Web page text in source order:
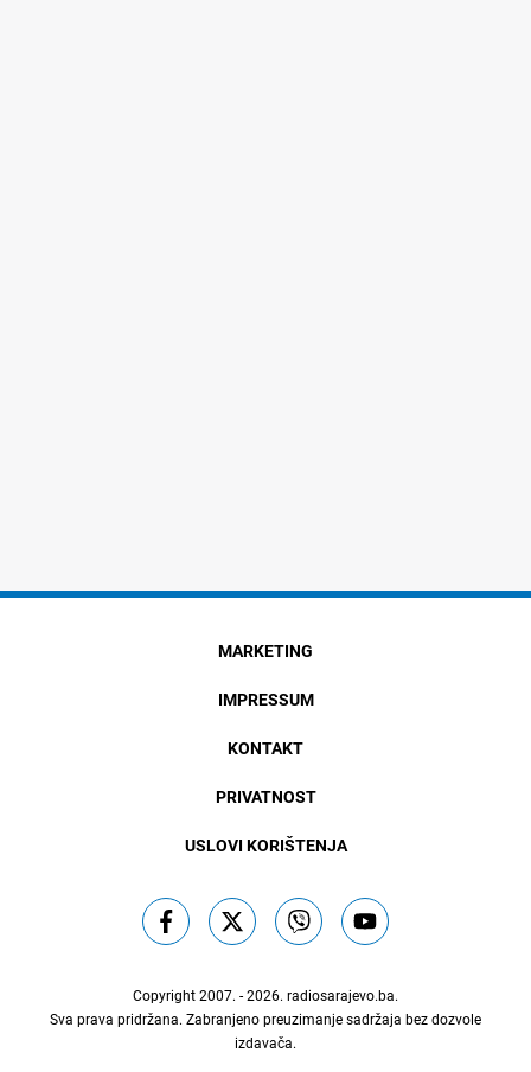
MARKETING
IMPRESSUM
KONTAKT
PRIVATNOST
USLOVI KORIŠTENJA
Copyright 2007. - 2026. radiosarajevo.ba.
Sva prava pridržana. Zabranjeno preuzimanje sadržaja bez dozvole
izdavača.